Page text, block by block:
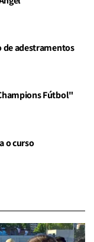
de adestramentos
Fútbol"
o curso